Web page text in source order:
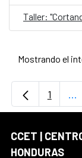
Taller:
Mostrando el
Página
1 ...
CCET |
HONDURAS